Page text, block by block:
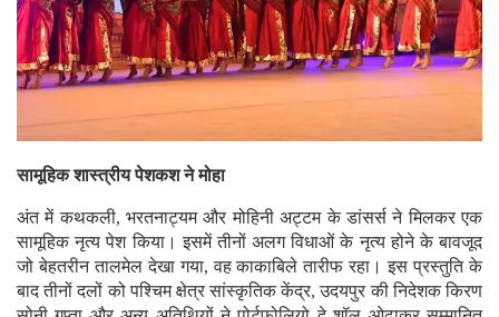
सामूहिक शास्त्रीय पेशकश ने मोहा
अंत में कथकली, भरतनाट्यम और मोहिनी अट्टम के डांसर्स ने मिलकर एक
सामूहिक नृत्य पेश किया। इसमें तीनों अलग विधाओं के नृत्य होने के बावजूद
जो बेहतरीन तालमेल देखा गया, वह काकाबिले तारीफ रहा। इस प्रस्तुति के
बाद तीनों दलों को पश्चिम क्षेत्र सांस्कृतिक केंद्र, उदयपुर की निदेशक किरण
सोनी गुप्ता और अन्य अतिथियों ने पोर्टफोलियो दे शॉल ओढ़ाकर सम्मानित